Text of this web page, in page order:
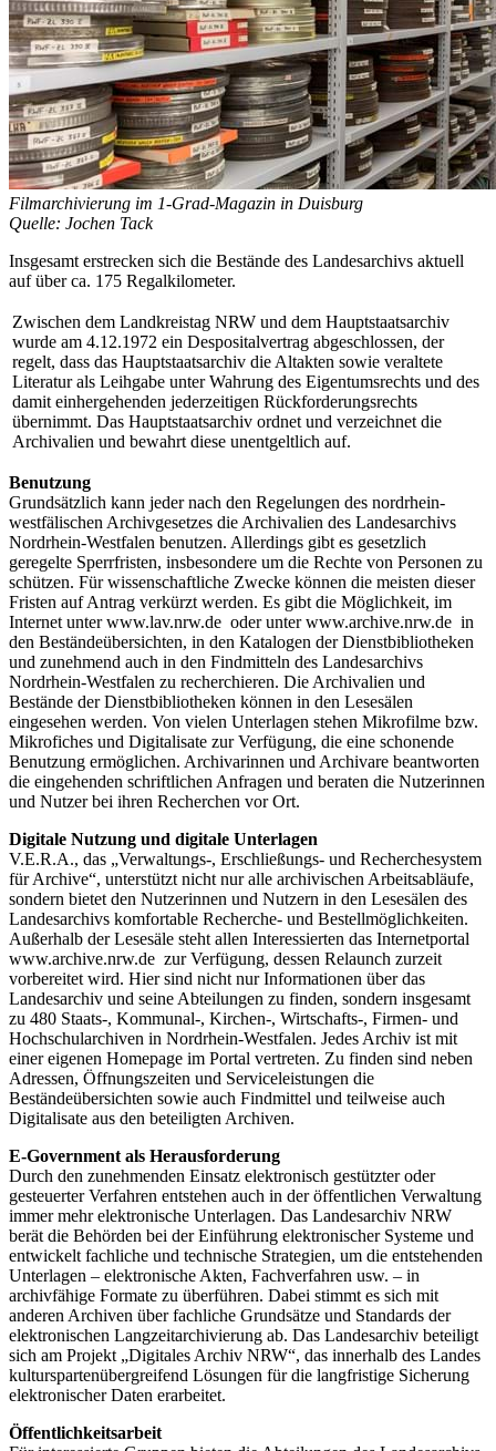
Filmarchivierung im 1-Grad-Magazin in Duisburg
Quelle: Jochen Tack
Insgesamt erstrecken sich die Bestände des Landesarchivs aktuell
auf über ca. 175 Regalkilometer.
Zwischen dem Landkreistag NRW und dem Hauptstaatsarchiv
wurde am 4.12.1972 ein Despositalvertrag abgeschlossen, der
regelt, dass das Hauptstaatsarchiv die Altakten sowie veraltete
Literatur als Leihgabe unter Wahrung des Eigentumsrechts und des
damit einhergehenden jederzeitigen Rückforderungsrechts
übernimmt. Das Hauptstaatsarchiv ordnet und verzeichnet die
Archivalien und bewahrt diese unentgeltlich auf.
Benutzung
Grundsätzlich kann jeder nach den Regelungen des nordrhein-
westfälischen Archivgesetzes die Archivalien des Landesarchivs
Nordrhein-Westfalen benutzen. Allerdings gibt es gesetzlich
geregelte Sperrfristen, insbesondere um die Rechte von Personen zu
schützen. Für wissenschaftliche Zwecke können die meisten dieser
Fristen auf Antrag verkürzt werden. Es gibt die Möglichkeit, im
Internet unter www.lav.nrw.de oder unter www.archive.nrw.de in
den Beständeübersichten, in den Katalogen der Dienstbibliotheken
und zunehmend auch in den Findmitteln des Landesarchivs
Nordrhein-Westfalen zu recherchieren. Die Archivalien und
Bestände der Dienstbibliotheken können in den Lesesälen
eingesehen werden. Von vielen Unterlagen stehen Mikrofilme bzw.
Mikrofiches und Digitalisate zur Verfügung, die eine schonende
Benutzung ermöglichen. Archivarinnen und Archivare beantworten
die eingehenden schriftlichen Anfragen und beraten die Nutzerinnen
und Nutzer bei ihren Recherchen vor Ort.
Digitale Nutzung und digitale Unterlagen
V.E.R.A., das „Verwaltungs-, Erschließungs- und Recherchesystem
für Archive“, unterstützt nicht nur alle archivischen Arbeitsabläufe,
sondern bietet den Nutzerinnen und Nutzern in den Lesesälen des
Landesarchivs komfortable Recherche- und Bestellmöglichkeiten.
Außerhalb der Lesesäle steht allen Interessierten das Internetportal
www.archive.nrw.de zur Verfügung, dessen Relaunch zurzeit
vorbereitet wird. Hier sind nicht nur Informationen über das
Landesarchiv und seine Abteilungen zu finden, sondern insgesamt
zu 480 Staats-, Kommunal-, Kirchen-, Wirtschafts-, Firmen- und
Hochschularchiven in Nordrhein-Westfalen. Jedes Archiv ist mit
einer eigenen Homepage im Portal vertreten. Zu finden sind neben
Adressen, Öffnungszeiten und Serviceleistungen die
Beständeübersichten sowie auch Findmittel und teilweise auch
Digitalisate aus den beteiligten Archiven.
E-Government als Herausforderung
Durch den zunehmenden Einsatz elektronisch gestützter oder
gesteuerter Verfahren entstehen auch in der öffentlichen Verwaltung
immer mehr elektronische Unterlagen. Das Landesarchiv NRW
berät die Behörden bei der Einführung elektronischer Systeme und
entwickelt fachliche und technische Strategien, um die entstehenden
Unterlagen – elektronische Akten, Fachverfahren usw. – in
archivfähige Formate zu überführen. Dabei stimmt es sich mit
anderen Archiven über fachliche Grundsätze und Standards der
elektronischen Langzeitarchivierung ab. Das Landesarchiv beteiligt
sich am Projekt „Digitales Archiv NRW“, das innerhalb des Landes
kulturspartenübergreifend Lösungen für die langfristige Sicherung
elektronischer Daten erarbeitet.
Öffentlichkeitsarbeit